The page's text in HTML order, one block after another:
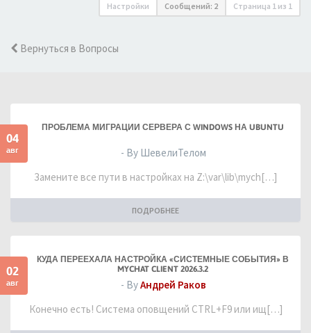
Настройки Сообщений: 2 Страница 1 из 1
Вернуться в Вопросы
04
авг
ПРОБЛЕМА МИГРАЦИИ СЕРВЕРА С WINDOWS НА UBUNTU
- By ШевелиТелом
Замените все пути в настройках на Z:\var\lib\mych[…]
ПОДРОБНЕЕ
02
авг
КУДА ПЕРЕЕХАЛА НАСТРОЙКА «СИСТЕМНЫЕ СОБЫТИЯ» В
MYCHAT CLIENT 2026.3.2
- ByАндрей Раков
Конечно есть! Система оповщений CTRL+F9 или ищ[…]